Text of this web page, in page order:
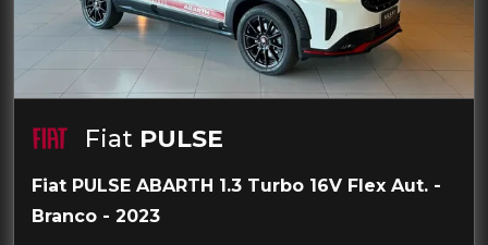
Fiat PULSE
Fiat PULSE ABARTH 1.3 Turbo 16V Flex Aut. -
Branco - 2023